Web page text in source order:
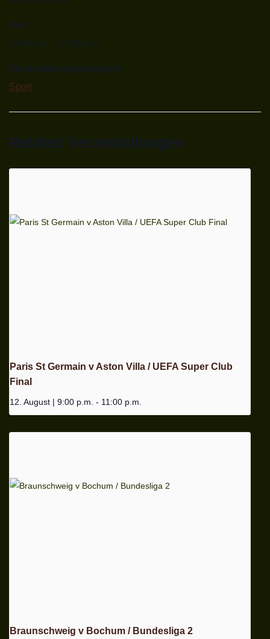
Zeit:
9:00 p.m. - 11:00 p.m.
Veranstaltungskategorie:
Sport
Related Veranstaltungen
Paris St Germain v Aston Villa / UEFA Super Club
Final
12. August | 9:00 p.m. - 11:00 p.m.
Braunschweig v Bochum / Bundesliga 2